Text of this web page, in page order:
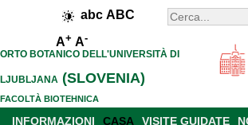
abc ABC
A+ A-
ORTO BOTANICO DELL'UNIVERSITÀ DI
LJUBLJANA (SLOVENIA)
FACOLTÀ BIOTEHNICA
INFORMAZIONI CASA VISITE GUIDATE